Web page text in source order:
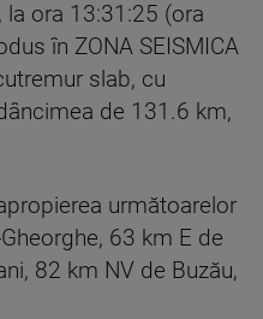
la ora 13:31:25 (ora
în ZONA SEISMICA
slab, cu
de 131.6 km,
următoarelor
63 km E de
82 km NV de Buzău,